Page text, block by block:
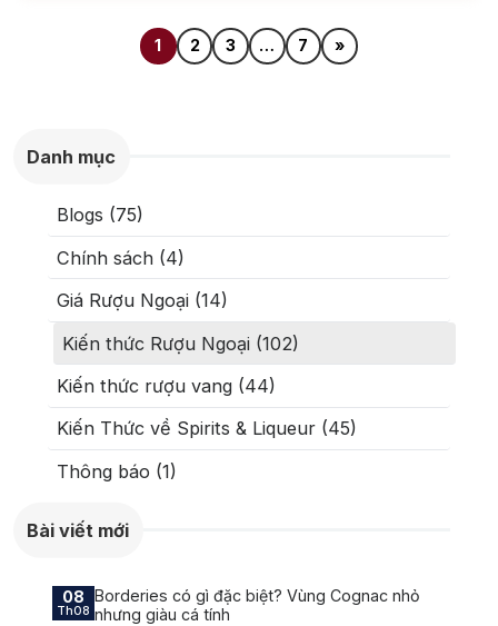
1 2 3 … 7 »
Danh mục
Blogs (75)
Chính sách (4)
Giá Rượu Ngoại (14)
Kiến thức Rượu Ngoại (102)
Kiến thức rượu vang (44)
Kiến Thức về Spirits & Liqueur (45)
Thông báo (1)
Bài viết mới
08
Th08
Borderies có gì đặc biệt? Vùng Cognac nhỏ
nhưng giàu cá tính